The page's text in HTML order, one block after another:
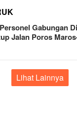
Gabungan
Jalan Poros
Lihat Lainnya